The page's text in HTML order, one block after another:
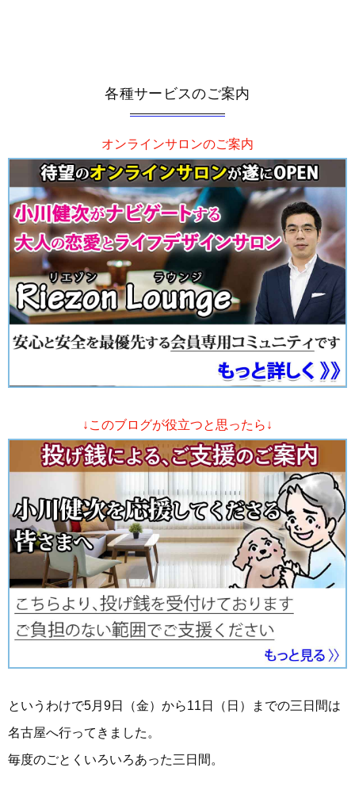
各種サービスのご案内
オンラインサロンのご案内
↓このブログが役立つと思ったら↓
というわけで5月9日（金）から11日（日）までの三日間は
名古屋へ行ってきました。
毎度のごとくいろいろあった三日間。